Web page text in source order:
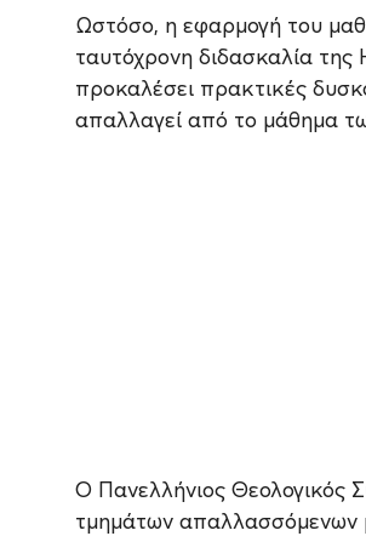
Ωστόσο, η εφαρμογή του
ταυτόχρονη διδασκαλία της
προκαλέσει πρακτικές
απαλλαγεί από το μάθημα
Ο Πανελλήνιος Θεολογικός
τμημάτων απαλλασσόμενων